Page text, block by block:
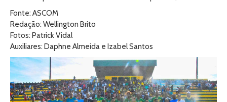
Fonte: ASCOM
Redação: Wellington Brito
Fotos: Patrick Vidal
Auxiliares: Daphne Almeida e Izabel Santos